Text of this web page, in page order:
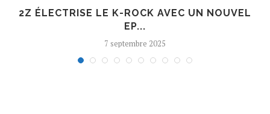
2Z ÉLECTRISE LE K-ROCK AVEC UN NOUVEL
EP...
7 septembre 2025